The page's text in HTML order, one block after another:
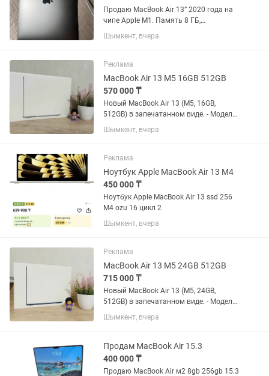
Продаю MacBook Air 13” 2020 года на
чипе Apple M1. Память 8 ГБ,
накопитель 256 ГБ SSD. В комплекте:
коробка, оригинальный шнур (без
Шымкент, вчера
Реклама
MacBook Air 13 M5 16GB 512GB
570 000 ₸
Новый MacBook Air 13 (M5, 16GB,
512GB) в запечатанном виде. - Модель:
MacBook Air 13 (2026) - Процессор: M5,
10-CPU, 8-GPU, 16-NE - Память: 16GB
SSD - Клавиатура:...
Шымкент, вчера
Реклама
Ноутбук Apple MacBook Air 13 M4
450 000 ₸
Ноутбук Apple MacBook Air 13 ssd 256
M4 ozu 16 цикл 2
Шымкент, вчера
Реклама
MacBook Air 13 M5 24GB 512GB
715 000 ₸
Новый MacBook Air 13 (M5, 24GB,
512GB) в запечатанном виде. - Модель:
MacBook Air 13 (2026) - Процессор:
Мощный чип Apple M5 - Память: 24GB
512GB скоростной SSD -...
Шымкент, вчера
Продам MacBook Air 15.3
400 000 ₸
Продаю MacBook Air м2 8gb 256gb 15.3